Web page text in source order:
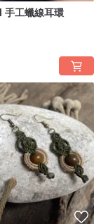
手工蠟線耳環